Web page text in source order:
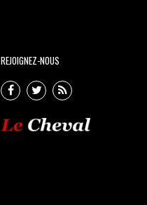
REJOIGNEZ-NOUS